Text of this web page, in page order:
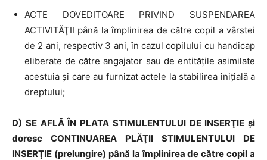
ACTE DOVEDITOARE PRIVIND SUSPENDAREA
ACTIVITĂŢII până la împlinirea de către copil a vârstei
de 2 ani, respectiv 3 ani, în cazul copilului cu handicap
eliberate de către angajator sau de entitățile asimilate
acestuia şi care au furnizat actele la stabilirea inițială a
dreptului;
D) SE AFLĂ ÎN PLATA STIMULENTULUI DE INSERŢIE şi
doresc CONTINUAREA PLĂŢII STIMULENTULUI DE
INSERŢIE (prelungire) până la împlinirea de către copil a